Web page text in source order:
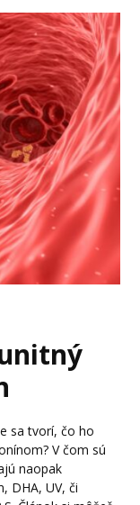
sa tvorí, čo ho
V čom sú
naopak
DHA, UV, či